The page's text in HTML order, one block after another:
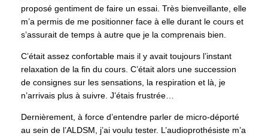
proposé gentiment de faire un essai. Très bienveillante, elle
m’a permis de me positionner face à elle durant le cours et
s’assurait de temps à autre que je la comprenais bien.
C’était assez confortable mais il y avait toujours l’instant
relaxation de la fin du cours. C’était alors une succession
de consignes sur les sensations, la respiration et là, je
n’arrivais plus à suivre. J’étais frustrée…
Dernièrement, à force d’entendre parler de micro-déporté
au sein de l’ALDSM, j’ai voulu tester. L’audioprothésiste m’a